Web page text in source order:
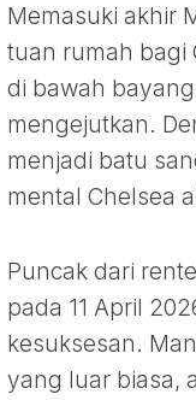
Memasuki akhir
tuan rumah bagi
di bawah
mengejutkan.
menjadi batu
mental Chelsea
Puncak dari
pada 11 April
kesuksesan.
yang luar biasa,